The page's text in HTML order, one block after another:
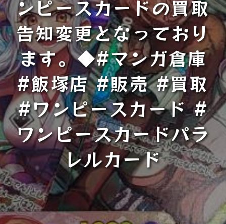
ンピースカードの買取
告知変更となっており
ます。◆#マンガ倉庫
#飯塚店 #販売 #買取
#ワンピースカード #
ワンピースカードパラ
レルカード